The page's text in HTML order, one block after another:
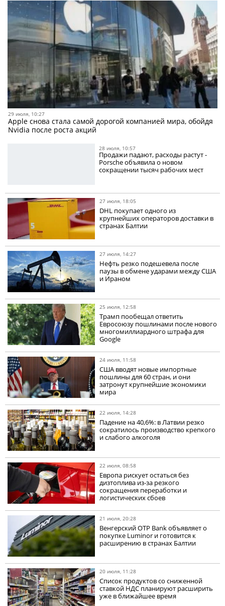
29 июля, 10:27
Apple снова стала самой дорогой компанией мира, обойдя
Nvidia после роста акций
28 июля, 10:57
Продажи падают, расходы растут -
Porsche объявила о новом
сокращении тысяч рабочих мест
27 июля, 18:05
DHL покупает одного из
крупнейших операторов доставки в
странах Балтии
27 июля, 14:27
Нефть резко подешевела после
паузы в обмене ударами между США
и Ираном
25 июля, 12:58
Трамп пообещал ответить
Евросоюзу пошлинами после нового
многомиллиардного штрафа для
Google
24 июля, 11:58
США вводят новые импортные
пошлины для 60 стран, и они
затронут крупнейшие экономики
мира
22 июля, 14:28
Падение на 40,6%: в Латвии резко
сократилось производство крепкого
и слабого алкоголя
22 июля, 08:58
Европа рискует остаться без
дизтоплива из-за резкого
сокращения переработки и
логистических сбоев
21 июля, 20:28
Венгерский OTP Bank объявляет о
покупке Luminor и готовится к
расширению в странах Балтии
20 июля, 11:28
Список продуктов со сниженной
ставкой НДС планируют расширить
уже в ближайшее время